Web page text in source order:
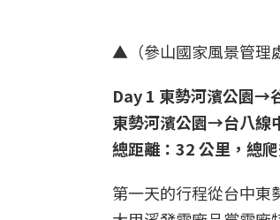
▲（參山國家風景管理
Day 1 東勢河濱公園→
東勢河濱公園→台八
總距離：32 公里，總
第一天的行程從台中東